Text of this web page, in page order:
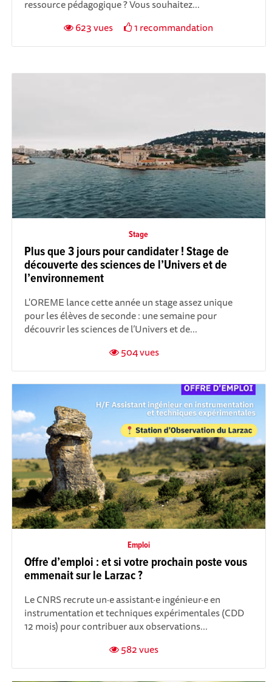
ressource pédagogique ? Vous souhaitez...
623 vues
1 recommandation
Stage
Plus que 3 jours pour candidater ! Stage de
découverte des sciences de l’Univers et de
l’environnement
L'OREME lance cette année un stage assez unique
pour les élèves de seconde : une semaine pour
découvrir les sciences de l’Univers et de...
504 vues
Emploi
Offre d’emploi : et si votre prochain poste vous
emmenait sur le Larzac ?
Le CNRS recrute un·e assistant·e ingénieur·e en
instrumentation et techniques expérimentales (CDD
12 mois) pour contribuer aux observations...
582 vues